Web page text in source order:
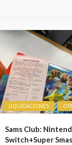
LIQUIDACIONES
Sams Club:
Switch+Super